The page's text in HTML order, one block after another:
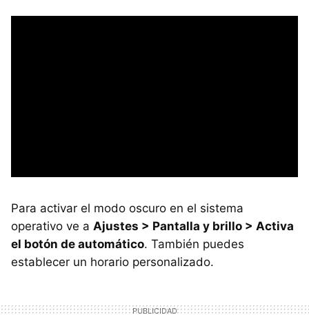
Para activar el modo oscuro en el sistema
operativo ve a Ajustes > Pantalla y brillo > Activa
el botón de automático. También puedes
establecer un horario personalizado.